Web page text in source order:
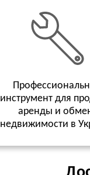
инструмент для
аренды и
недвижимости в